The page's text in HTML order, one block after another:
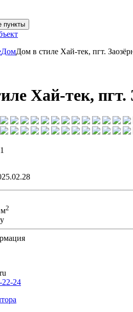
пункты
ДомДом в стиле Хай-тек, пгт.
Хай-тек, пгт.
м2
22-24